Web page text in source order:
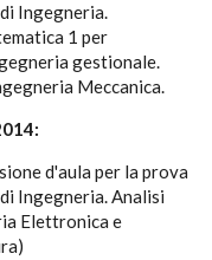
Ingegneria.
1 per
gestionale.
Meccanica.
d'aula per la prova
Ingegneria. Analisi
Elettronica e